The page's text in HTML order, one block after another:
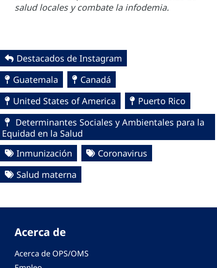
salud locales y combate la infodemia.
Destacados de Instagram
Guatemala
Canadá
United States of America
Puerto Rico
Determinantes Sociales y Ambientales para la
Equidad en la Salud
Inmunización
Coronavirus
Salud materna
Acerca de
Acerca de OPS/OMS